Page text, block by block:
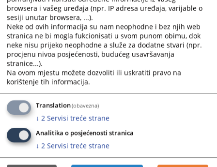
a
date.
Press
the
question
mark
key
to
get
the
keyboard
shortcuts
for
changing
dates.
a
Press
the
question
mark
to
the
changing
dates.
Kako mogu doći do sudije u postupku?
15.11.2019.
Kako doći do predsjednika suda?
15.11.2019.
1 - 3 / 3
browsera i vašeg uređaja (npr. IP adresa uređaja, varijable o
sesiji unutar browsera, ...).
Neke od ovih informacija su nam neophodne i bez njih web
stranica ne bi mogla fukcionisati u svom punom obimu, dok
neke nisu prijeko neophodne a služe za dodatne stvari (npr.
procjenu nivoa posjećenosti, budućeg usavršavanja
stranice...).
Na ovom mjestu možete dozvoliti ili uskratiti pravo na
korištenje tih informacija.
Translation(obavezna)
↓ 2 Servisi treće strane
Analitika o posjećenosti stranica
↓ 2 Servisi treće strane